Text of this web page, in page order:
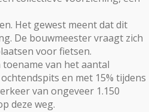
Het gewest meent dat dit
De bouwmeester vraagt zich
voor fietsen.
van het aantal
en met 15% tijdens
van ongeveer 1.150
deze weg.